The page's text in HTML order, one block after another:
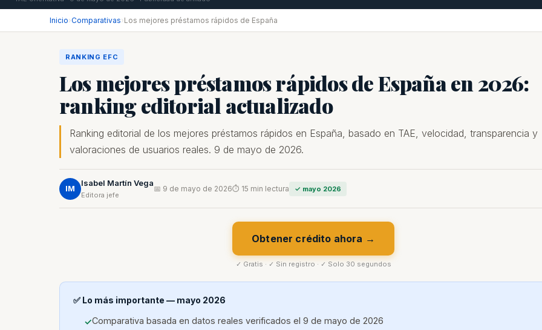
Inicio›Comparativas›Los mejores préstamos rápidos de España
RANKING EFC
Los mejores préstamos rápidos de España en 2026:
ranking editorial actualizado
Ranking editorial de los mejores préstamos rápidos en España, basado en TAE, velocidad, transparencia y
valoraciones de usuarios reales. 9 de mayo de 2026.
IM
Isabel Martín Vega
Editora jefe
📅 9 de mayo de 2026⏱ 15 min lectura ✓ mayo 2026
Obtener crédito ahora →
✓ Gratis · ✓ Sin registro · ✓ Solo 30 segundos
✅ Lo más importante — mayo 2026
Comparativa basada en datos reales verificados el 9 de mayo de 2026